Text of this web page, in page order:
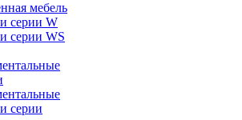
мебель
серии W
серии WS
серии